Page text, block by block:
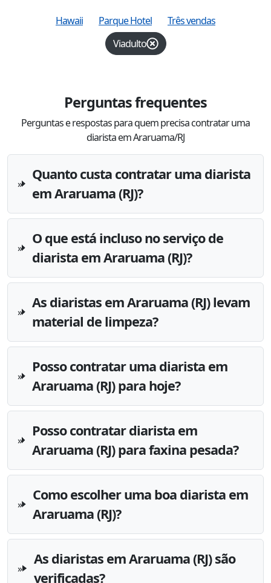
Hawaii Parque Hotel
Três vendas
Viadulto
Perguntas frequentes
Perguntas e respostas para quem precisa contratar uma
diarista em Araruama/RJ
Quanto custa contratar uma diarista
em Araruama (RJ)?
O que está incluso no serviço de
diarista em Araruama (RJ)?
As diaristas em Araruama (RJ) levam
material de limpeza?
Posso contratar uma diarista em
Araruama (RJ) para hoje?
Posso contratar diarista em
Araruama (RJ) para faxina pesada?
Como escolher uma boa diarista em
Araruama (RJ)?
As diaristas em Araruama (RJ) são
verificadas?